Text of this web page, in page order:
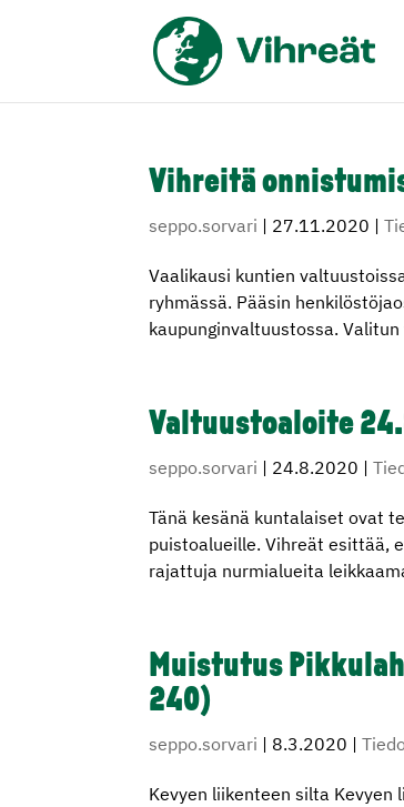
Vihreitä
seppo.sorvari | 27.11.2020 |
Vaalikausi kuntien
ryhmässä. Pääsin
kaupunginvaltuustossa.
Valtuustoaloite
seppo.sorvari | 24.8.2020 |
Tänä kesänä kuntalaiset ovat
puistoalueille. Vihreät esittää,
rajattuja nurmialueita
Muistutus
240)
seppo.sorvari | 8.3.2020 |
Kevyen liikenteen silta